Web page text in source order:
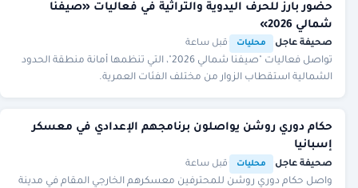
حضور بارز للحرف اليدوية والتراثية في فعاليات «صيفنا
شمالي 2026»
صحيفة عاجل محليات قبل ساعة
تواصل فعاليات "صيفنا شمالي 2026"، التي تنظمها أمانة منطقة الحدود
الشمالية استقطاب الزوار من مختلف الفئات العمرية.
حكام دوري روشن يواصلون برنامجهم الإعدادي في معسكر
إسبانيا
صحيفة عاجل محليات قبل ساعة
واصل حكام دوري روشن للمحترفين معسكرهم الخارجي المقام في مدينة